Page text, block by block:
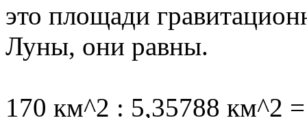
это площади
Луны, они равны.
170 км^2 : 5,35788 км^2 =